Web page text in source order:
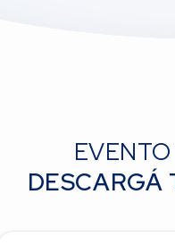
DESCARGÁ